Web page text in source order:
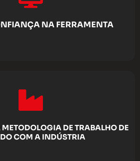
NA FERRAMENTA
DE TRABALHO DE
COM A INDÚSTRIA